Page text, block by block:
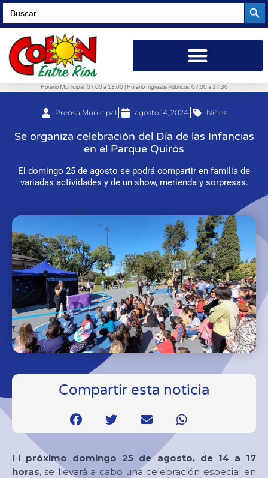
Search
for:
Horario Municipal: 07:00 a 13:00 | Horario Ingresos Públicos: 07:00 a 17:30
Prensa Municipal agosto 14, 2024 Niñez
Se organiza celebración del Día de las Infancias
en el Parque Quirós
El domingo 25 de agosto se podrá compartir en familia de
variadas actividades y de un show, merienda y sorpresas.
Compartir esta noticia
El próximo domingo 25 de agosto, de 14 a 17
horas, se llevará a cabo una celebración especial en